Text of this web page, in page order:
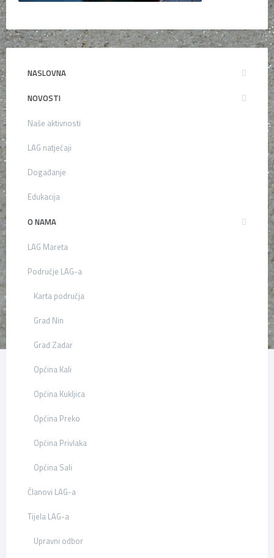
NASLOVNA
NOVOSTI
Naše aktivnosti
LAG natječaji
Događanje
Edukacija
O NAMA
LAG Mareta
Područje LAG-a
Karta područja
Grad Nin
Grad Zadar
Općina Kali
Općina Kukljica
Općina Preko
Općina Privlaka
Općina Sali
Članovi LAG-a
Tijela LAG-a
Upravni odbor